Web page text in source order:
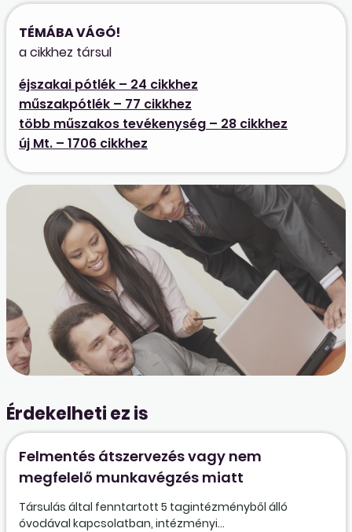
TÉMÁBA VÁGÓ!
a cikkhez társul
éjszakai pótlék – 24 cikkhez
műszakpótlék – 77 cikkhez
több műszakos tevékenység – 28 cikkhez
új Mt. – 1706 cikkhez
Érdekelheti ez is
Felmentés átszervezés vagy nem
megfelelő munkavégzés miatt
Társulás által fenntartott 5 tagintézményből álló
óvodával kapcsolatban, intézményi...